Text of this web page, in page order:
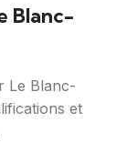
Blanc-
Le Blanc-
et